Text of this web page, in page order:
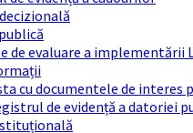
de evaluare a implementării
cu documentele de interes
de evidență a datoriei